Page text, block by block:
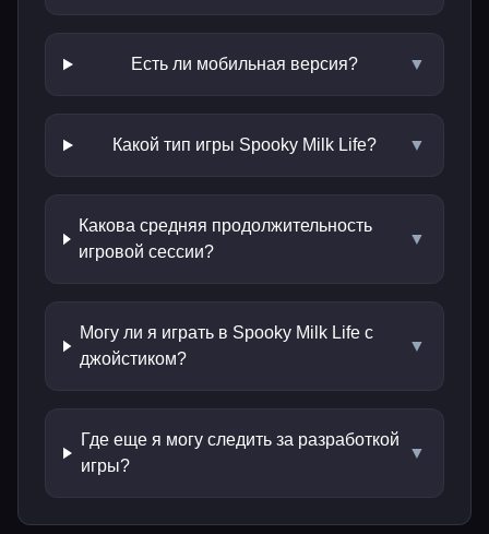
Есть ли мобильная версия? ▼
Какой тип игры Spooky Milk Life? ▼
Какова средняя продолжительность
игровой сессии?
▼
Могу ли я играть в Spooky Milk Life с
джойстиком?
▼
Где еще я могу следить за разработкой
игры?
▼